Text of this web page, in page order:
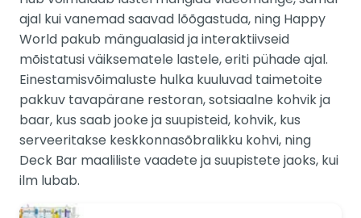
ajal kui vanemad saavad lõõgastuda, ning Happy
World pakub mängualasid ja interaktiivseid
mõistatusi väiksematele lastele, eriti pühade ajal.
Einestamisvõimaluste hulka kuuluvad taimetoite
pakkuv tavapärane restoran, sotsiaalne kohvik ja
baar, kus saab jooke ja suupisteid, kohvik, kus
serveeritakse keskkonnasõbralikku kohvi, ning
Deck Bar maaliliste vaadete ja suupistete jaoks, kui
ilm lubab.